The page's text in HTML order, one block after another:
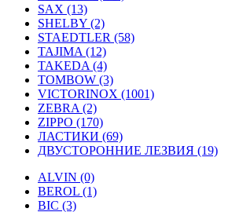
SAX (13)
SHELBY (2)
STAEDTLER (58)
TAJIMA (12)
TAKEDA (4)
TOMBOW (3)
VICTORINOX (1001)
ZEBRA (2)
ZIPPO (170)
ЛАСТИКИ (69)
ДВУСТОРОННИЕ ЛЕЗВИЯ (19)
ALVIN (0)
BEROL (1)
BIC (3)